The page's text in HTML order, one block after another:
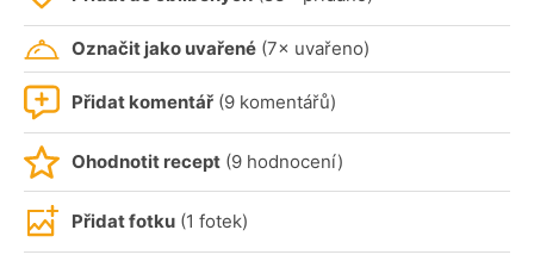
Označit jako uvařené (7× uvařeno)
Přidat komentář (9 komentářů)
Ohodnotit recept (9 hodnocení)
Přidat fotku (1 fotek)